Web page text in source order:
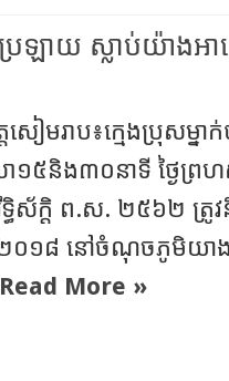
ប្រឡាយ ស្លាប់យ៉ាង
តសៀមរាប៖ក្មេងប្រុសម្ន
ា១៥និង៣០នាទី ថ្ងៃព្រហ
ធិស័ក្តិ ព.ស. ២៥៦២ ត្រូវ
២០១៨ នៅចំណុចភូមិយា
Read More »